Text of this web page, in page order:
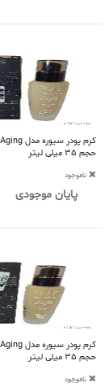
حجم 35 میلی لیتر
ناموجود
پایان موجودی
حجم 35 میلی لیتر
ناموجود